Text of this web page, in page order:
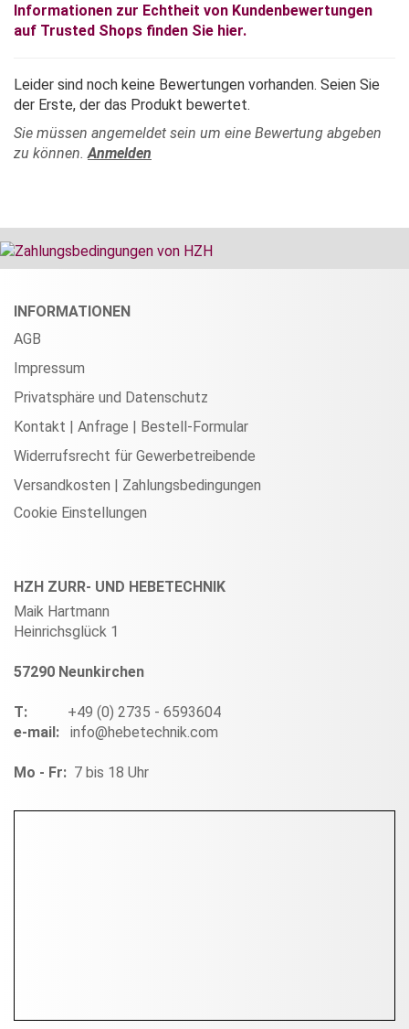
Informationen zur Echtheit von Kundenbewertungen
auf Trusted Shops finden Sie hier.
Leider sind noch keine Bewertungen vorhanden. Seien Sie
der Erste, der das Produkt bewertet.
Sie müssen angemeldet sein um eine Bewertung abgeben
zu können. Anmelden
INFORMATIONEN
AGB
Impressum
Privatsphäre und Datenschutz
Kontakt | Anfrage | Bestell-Formular
Widerrufsrecht für Gewerbetreibende
Versandkosten | Zahlungsbedingungen
Cookie Einstellungen
HZH ZURR- UND HEBETECHNIK
Maik Hartmann
Heinrichsglück 1
57290 Neunkirchen
T: +49 (0) 2735 - 6593604
e-mail: info@hebetechnik.com
Mo - Fr: 7 bis 18 Uhr